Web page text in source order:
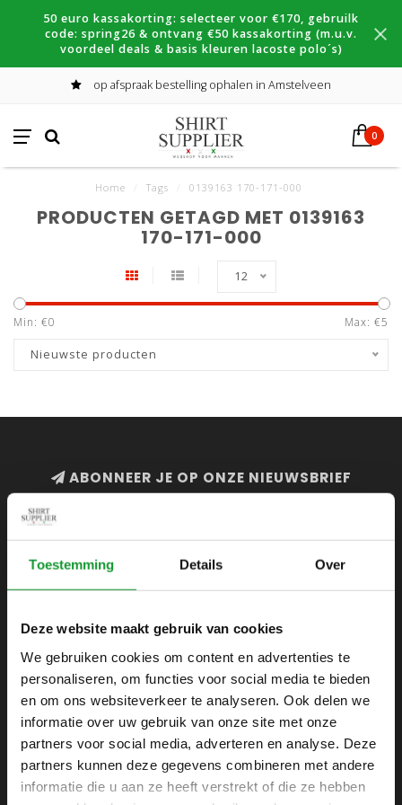
Toestemming Details Over
Deze website maakt gebruik van cookies
We gebruiken cookies om content en advertenties te
personaliseren, om functies voor social media te bieden
en om ons websiteverkeer te analyseren. Ook delen we
informatie over uw gebruik van onze site met onze
partners voor social media, adverteren en analyse. Deze
partners kunnen deze gegevens combineren met andere
informatie die u aan ze heeft verstrekt of die ze hebben
50 euro kassakorting: selecteer voor €170, gebruilk
code: spring26 & ontvang €50 kassakorting (m.u.v.
voordeel deals & basis kleuren lacoste polo´s)
op afspraak bestelling ophalen in Amstelveen
0
Home Tags 0139163 170-171-000
PRODUCTEN GETAGD MET 0139163
170-171-000
12
Min: €0 Max: €5
Nieuwste producten
ABONNEER JE OP ONZE NIEUWSBRIEF
SHIRTSUPPLIER.NL
Webshop voor mannen
Zijlijnstraat 24
1433 DC
Kudelstaart
+31 6 42 52 32 80